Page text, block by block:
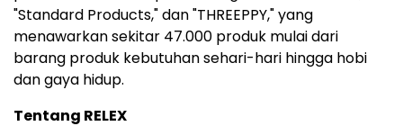
"Standard Products," dan "THREEPPY," yang
menawarkan sekitar 47.000 produk mulai dari
barang produk kebutuhan sehari-hari hingga hobi
dan gaya hidup.
Tentang RELEX